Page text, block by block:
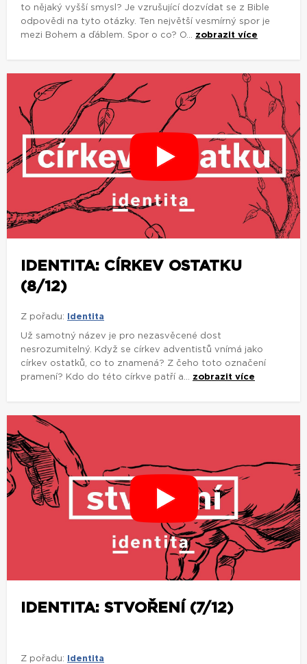
to nějaký vyšší smysl? Je vzrušující dozvídat se z Bible
odpovědi na tyto otázky. Ten největší vesmírný spor je
mezi Bohem a ďáblem. Spor o co? O... zobrazit více
IDENTITA: CÍRKEV OSTATKU
(8/12)
Z pořadu: Identita
Už samotný název je pro nezasvěcené dost
nesrozumitelný. Když se církev adventistů vnímá jako
církev ostatků, co to znamená? Z čeho toto označení
pramení? Kdo do této církve patří a... zobrazit více
IDENTITA: STVOŘENÍ (7/12)
Z pořadu: Identita